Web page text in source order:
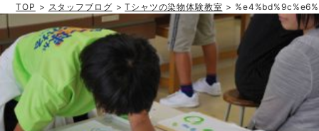
TOP > スタッフブログ >Tシャツの染物体験教室 >